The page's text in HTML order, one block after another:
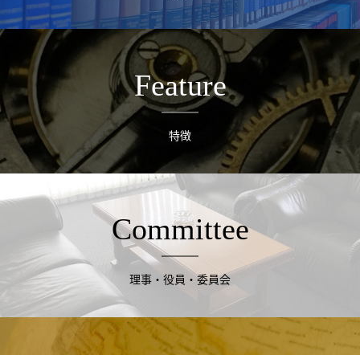
Feature
特徴
Committee
理事・役員・委員会